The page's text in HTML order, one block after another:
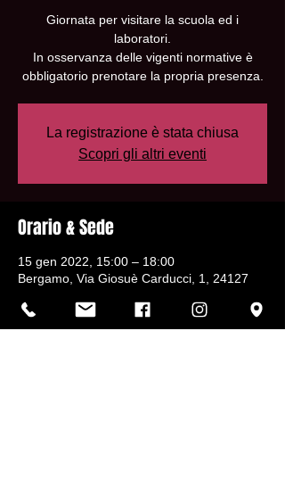
Giornata per visitare la scuola ed i
laboratori.
In osservanza delle vigenti normative è
obbligatorio prenotare la propria presenza.
La registrazione è stata chiusa
Scopri gli altri eventi
Orario & Sede
15 gen 2022, 15:00 – 18:00
Bergamo, Via Giosuè Carducci, 1, 24127